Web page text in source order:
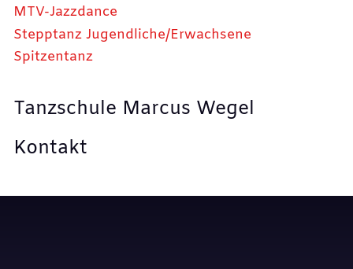
MTV-Jazzdance
Stepptanz Jugendliche/Erwachsene
Spitzentanz
Tanzschule Marcus Wegel
Kontakt